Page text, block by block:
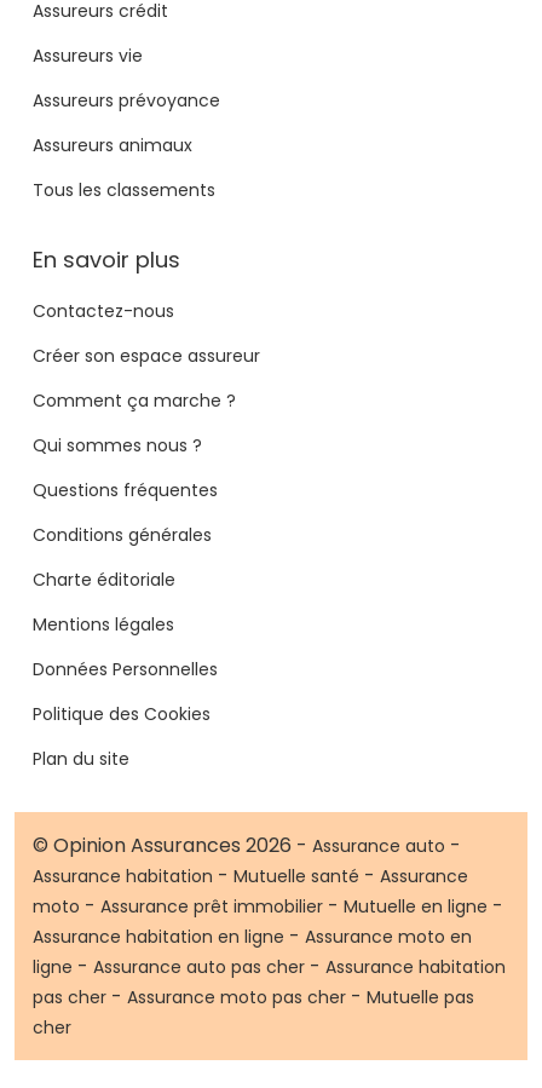
Assureurs crédit
Assureurs vie
Assureurs prévoyance
Assureurs animaux
Tous les classements
En savoir plus
Contactez-nous
Créer son espace assureur
Comment ça marche ?
Qui sommes nous ?
Questions fréquentes
Conditions générales
Charte éditoriale
Mentions légales
Données Personnelles
Politique des Cookies
Plan du site
© Opinion Assurances 2026 - Assurance auto -
Assurance habitation - Mutuelle santé - Assurance
moto - Assurance prêt immobilier - Mutuelle en ligne -
Assurance habitation en ligne - Assurance moto en
ligne - Assurance auto pas cher - Assurance habitation
pas cher - Assurance moto pas cher - Mutuelle pas
cher